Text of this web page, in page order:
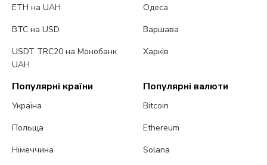
ETH на UAH
BTC на USD
USDT TRC20 на Монобанк
UAH
Одеса
Варшава
Харків
Популярні країни
Україна
Польща
Німеччина
Популярні валюти
Bitcoin
Ethereum
Solana